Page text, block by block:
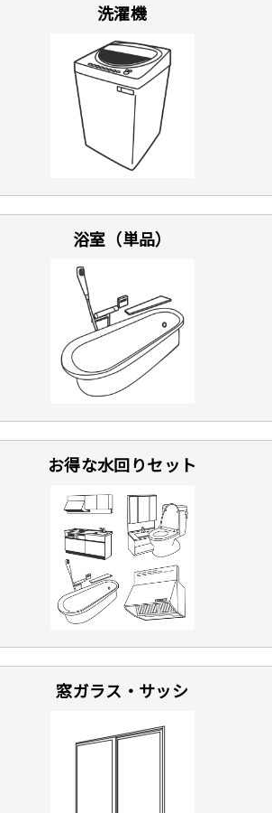
洗濯機
浴室（単品）
お得な水回りセット
窓ガラス・サッシ